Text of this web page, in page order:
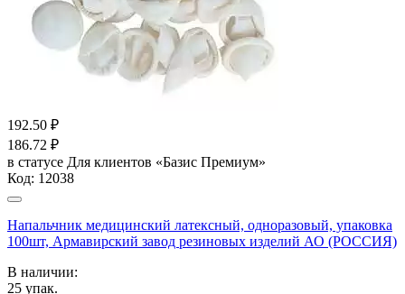
192.50 ₽
186.72 ₽
в статусе Для клиентов «Базис Премиум»
Код: 12038
Напальчник медицинский латексный, одноразовый, упаковка
100шт, Армавирский завод резиновых изделий АО (РОССИЯ)
В наличии:
25 упак.